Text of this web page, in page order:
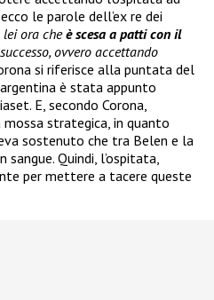
le parole dell’ex re dei
lei ora cheè scesa a patti con il
ovvero accettando
si riferisce alla puntata del
è stata appunto
E, secondo Corona,
strategica, in quanto
sostenuto che tra Belen e la
Quindi, l’ospitata,
per mettere a tacere queste